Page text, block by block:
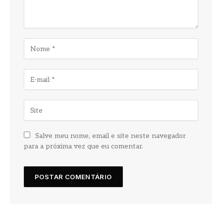
Salve meu nome, email e site neste navegador
para a próxima vez que eu comentar.